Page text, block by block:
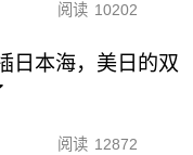
阅读 10202
日本海，美日的双
阅读 12872